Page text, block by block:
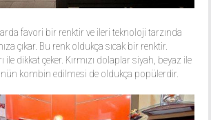
favori bir renktir ve ileri teknoloji tarzında
çıkar. Bu renk oldukça sıcak bir renktir.
ile dikkat çeker. Kırmızı dolaplar siyah, beyaz ile
kombin edilmesi de oldukça popülerdir.